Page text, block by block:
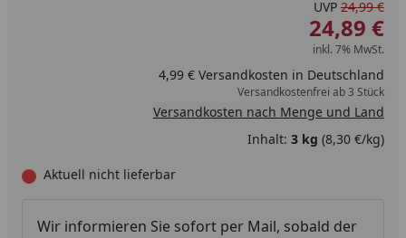
UVP 24,99 €
24,89 €
inkl. 7% MwSt.
4,99 € Versandkosten in Deutschland
Versandkostenfrei ab 3 Stück
Versandkosten nach Menge und Land
Inhalt: 3 kg (8,30 €/kg)
Aktuell nicht lieferbar
Wir informieren Sie sofort per Mail, sobald der